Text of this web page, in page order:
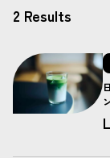
2 Results